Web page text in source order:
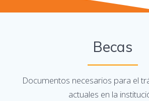
Becas
Documentos necesarios para el
actuales en la